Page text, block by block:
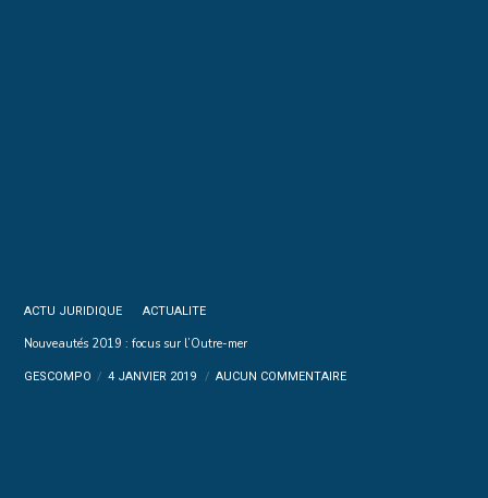
ACTU JURIDIQUE ACTUALITE
Nouveautés 2019 : focus sur l’Outre-mer
GESCOMPO 4 JANVIER 2019 AUCUN COMMENTAIRE